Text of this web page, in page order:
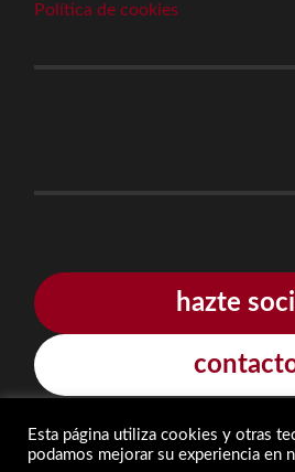
Política de cookies
hazte
Esta página utiliza cookies y otras
podamos mejorar su experiencia en